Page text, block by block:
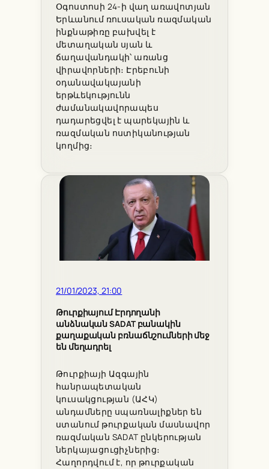
Օգոստոսի 24-ի վաղ առավոտյան
Երևանում ռուսական ռազմական
ինքնաթիռը բախվել է
մետաղական սյան և
ճաղավանդակի՝ առանց
վիրավորների։ Էրեբունի
օդանավակայանի
երթևեկությունն
ժամանակավորապես
դադարեցվել է պարեկային և
ռազմական ոստիկանության
կողմից։
21/01/2023, 21:00
Թուրքիայում Էրդողանի
անձնական SADAT բանակին
քաղաքական բռնաճնշումների մեջ
են մեղադրել
Թուրքիայի Ազգային
հանրապետական
կուսակցության (ԱՀԿ)
անդամները սպառնալիքներ են
ստանում թուրքական մասնավոր
ռազմական SADAT ընկերության
ներկայացուցիչներից։
Հաղորդվում է, որ թուրքական